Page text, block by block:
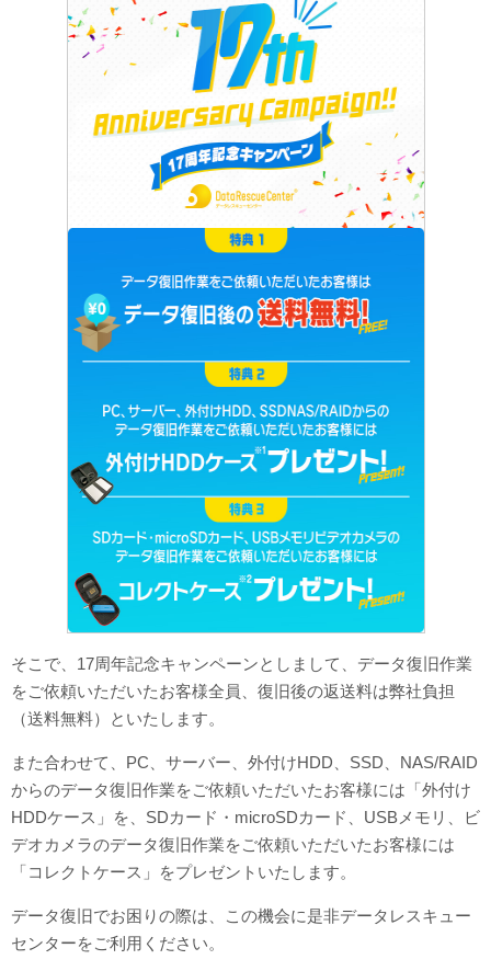
そこで、17周年記念キャンペーンとしまして、データ復旧作業
をご依頼いただいたお客様全員、復旧後の返送料は弊社負担
（送料無料）といたします。
また合わせて、PC、サーバー、外付けHDD、SSD、NAS/RAID
からのデータ復旧作業をご依頼いただいたお客様には「外付け
HDDケース」を、SDカード・microSDカード、USBメモリ、ビ
デオカメラのデータ復旧作業をご依頼いただいたお客様には
「コレクトケース」をプレゼントいたします。
データ復旧でお困りの際は、この機会に是非データレスキュー
センターをご利用ください。
特定商取引法に基づく表記
会社案内・会社概要